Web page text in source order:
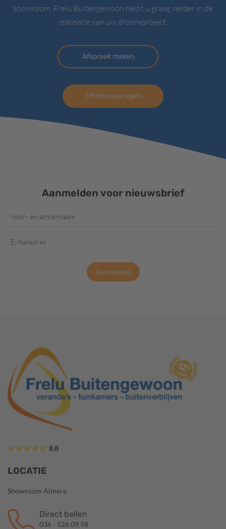
showroom. Frelu Buitengewoon helpt u graag verder in de
realisatie van uw droomproject.
Afspraak maken
Offerte opvragen
Aanmelden voor nieuwsbrief
Aanmelden
8.8
LOCATIE
Showroom Almere
Direct bellen
036 - 526 09 98